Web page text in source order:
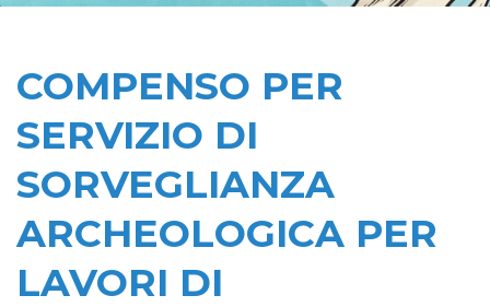
COMPENSO PER
SERVIZIO DI
SORVEGLIANZA
ARCHEOLOGICA PER
LAVORI DI